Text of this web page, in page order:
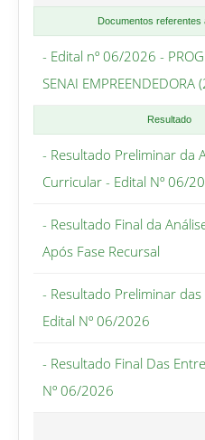
Documentos referentes
- Edital nº 06/2026 -
SENAI EMPREENDEDORA
Resultado
- Resultado Preliminar da
Curricular - Edital Nº 06/
- Resultado Final da
Após Fase Recursal
- Resultado Preliminar
Edital Nº 06/2026
- Resultado Final Das
Nº 06/2026